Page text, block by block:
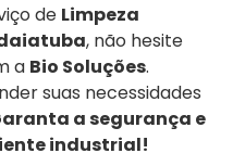
de Limpeza
, não hesite
a Bio Soluções.
suas necessidades
a segurança e
industrial!